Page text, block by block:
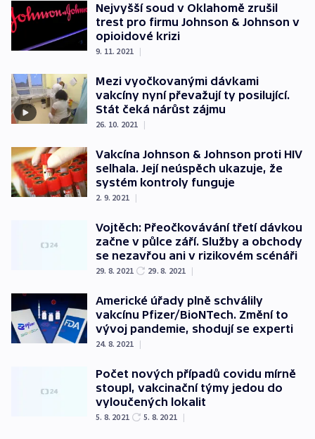
Nejvyšší soud v Oklahomě zrušil
trest pro firmu Johnson & Johnson v
opioidové krizi
9. 11. 2021 |
Mezi vyočkovanými dávkami
vakcíny nyní převažují ty posilující.
Stát čeká nárůst zájmu
26. 10. 2021 |
Vakcína Johnson & Johnson proti HIV
selhala. Její neúspěch ukazuje, že
systém kontroly funguje
2. 9. 2021 |
Vojtěch: Přeočkovávání třetí dávkou
začne v půlce září. Služby a obchody
se nezavřou ani v rizikovém scénáři
29. 8. 2021 29. 8. 2021 |
Americké úřady plně schválily
vakcínu Pfizer/BioNTech. Změní to
vývoj pandemie, shodují se experti
24. 8. 2021 |
Počet nových případů covidu mírně
stoupl, vakcinační týmy jedou do
vyloučených lokalit
5. 8. 2021 5. 8. 2021 |